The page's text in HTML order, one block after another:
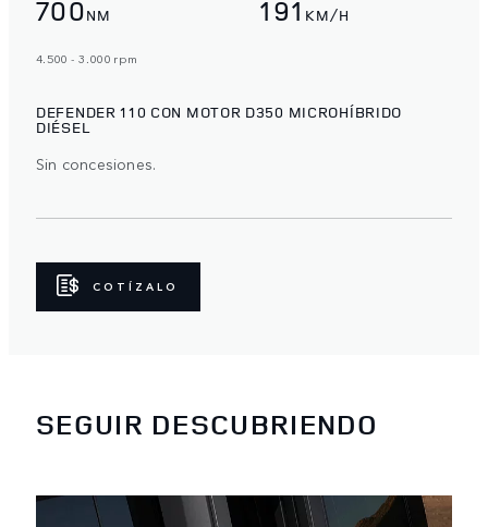
700NM
4.500 - 3.000 rpm
191 KM/H
DEFENDER 110 CON MOTOR D350 MICROHÍBRIDO
DIÉSEL
Sin concesiones.
COTÍZALO
SEGUIR DESCUBRIENDO